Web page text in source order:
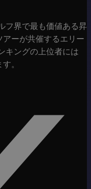
フ界で最も価値ある昇
ーが共催するエリー
キングの上位者には
。